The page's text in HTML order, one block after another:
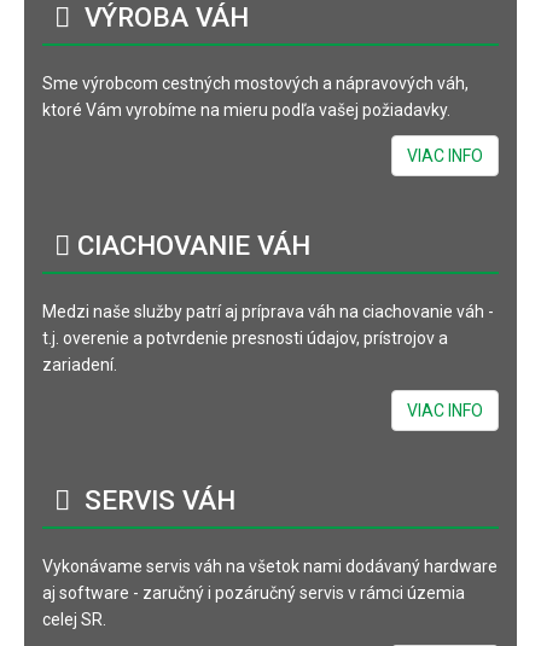
VÝROBA VÁH
Sme výrobcom cestných mostových a nápravových váh,
ktoré Vám vyrobíme na mieru podľa vašej požiadavky.
VIAC INFO
CIACHOVANIE VÁH
Medzi naše služby patrí aj príprava váh na ciachovanie váh -
t.j. overenie a potvrdenie presnosti údajov, prístrojov a
zariadení.
VIAC INFO
SERVIS VÁH
Vykonávame servis váh na všetok nami dodávaný hardware
aj software - zaručný i pozáručný servis v rámci územia
celej SR.